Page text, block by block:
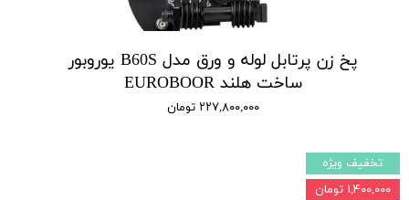
پخ زن پرتابل لوله و ورق مدل B60S یوروبور
ساخت هلند EUROBOOR
۲۲۷,۸۰۰,۰۰۰ تومان
تخفیف ویژه
۱,۴۰۰,۰۰۰ تومان